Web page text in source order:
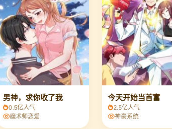
男神，求你收了我
0.5亿人气
魔术师恋爱
今天开始当首富
2.5亿人气
神豪系统